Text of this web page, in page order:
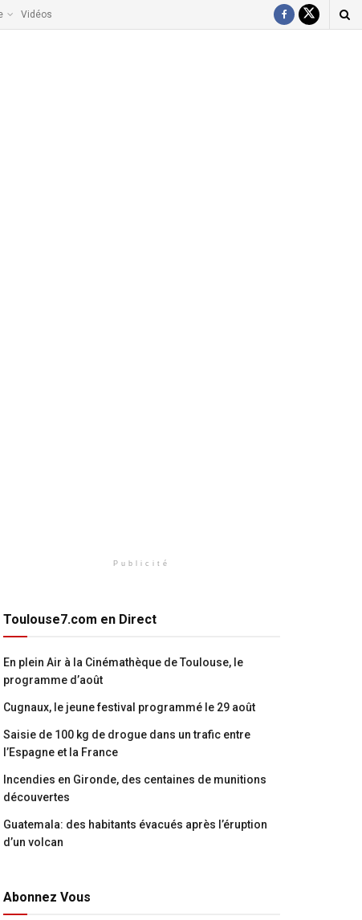
Vidéos
Publicité
Toulouse7.com en Direct
En plein Air à la Cinémathèque de Toulouse, le
programme d’août
Cugnaux, le jeune festival programmé le 29 août
Saisie de 100 kg de drogue dans un trafic entre
l’Espagne et la France
Incendies en Gironde, des centaines de munitions
découvertes
Guatemala: des habitants évacués après l’éruption
d’un volcan
Abonnez Vous